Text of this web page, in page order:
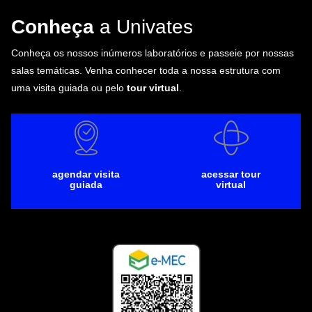
Conheça a Univates
Conheça os nossos inúmeros laboratórios e passeie por nossas
salas temáticas. Venha conhecer toda a nossa estrutura com
uma visita guiada ou pelo tour virtual.
agendar visita
guiada
acessar tour
virtual